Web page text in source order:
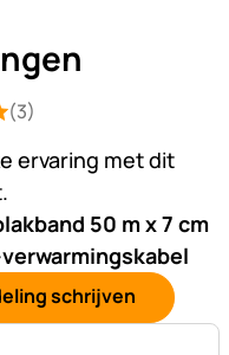
5 van 5 (3
(3)
ervaring met dit
50 m x 7 cm
schrijven